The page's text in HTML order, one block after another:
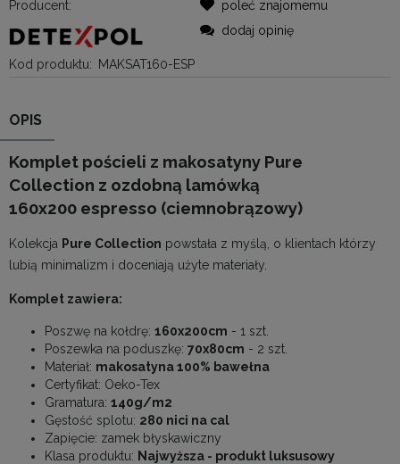
Producent:
Kod produktu: MAKSAT160-ESP
poleć znajomemu
dodaj opinię
OPIS
Komplet pościeli z makosatyny Pure
Collection z ozdobną lamówką
160x200 espresso (ciemnobrązowy)
Kolekcja Pure Collection powstała z myślą, o klientach którzy
lubią minimalizm i doceniają użyte materiały.
Komplet zawiera:
Poszwę na kołdrę: 160x200cm - 1 szt.
Poszewka na poduszkę: 70x80cm - 2 szt.
Materiał: makosatyna 100% bawełna
Certyfikat: Oeko-Tex
Gramatura: 140g/m2
Gęstość splotu: 280 nici na cal
Zapięcie: zamek błyskawiczny
Klasa produktu: Najwyższa - produkt luksusowy